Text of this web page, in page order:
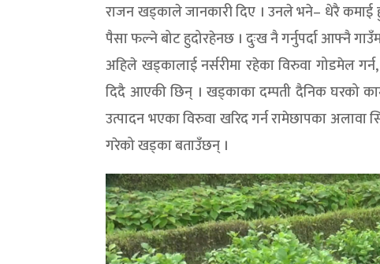
राजन खड्काले जानकारी दिए । उनले भने– धेरै कमाई
पैसा फल्ने बोट हुदोरहेनछ । दुःख नै गर्नुपर्दा आफ्नै
अहिले खड्कालाई नर्सरीमा रहेका विरुवा गोडमेल
दिदै आएकी छिन् । खड्काका दम्पती दैनिक घरको
उत्पादन भएका विरुवा खरिद गर्न रामेछापका
गरेको खड्का बताउँछन् ।